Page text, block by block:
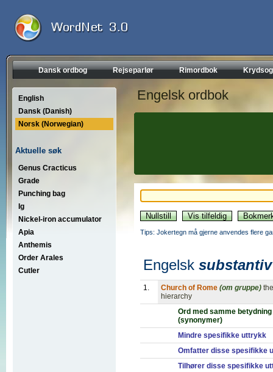
Dansk ordbog Rejseparlør Rimordbok
English
Dansk (Danish)
Norsk (Norwegian)
Aktuelle søk
Genus Cracticus
Grade
Punching bag
Ig
Nickel-iron accumulator
Apia
Anthemis
Order Arales
Cutler
Engelsk ordbok
Tips: Jokertegn må gjerne anvendes flere
Engelsk substantiv
1. Church of Rome (om gruppe)
hierarchy
Ord med samme betydning
(synonymer)
Mindre spesifikke uttrykk
Omfatter disse spesifikke
Tilhører disse spesifikke